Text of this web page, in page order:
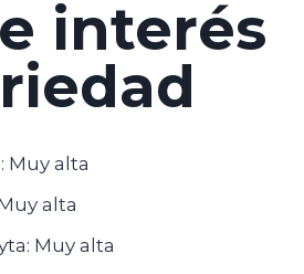
interés
Muy alta
alta
Muy alta